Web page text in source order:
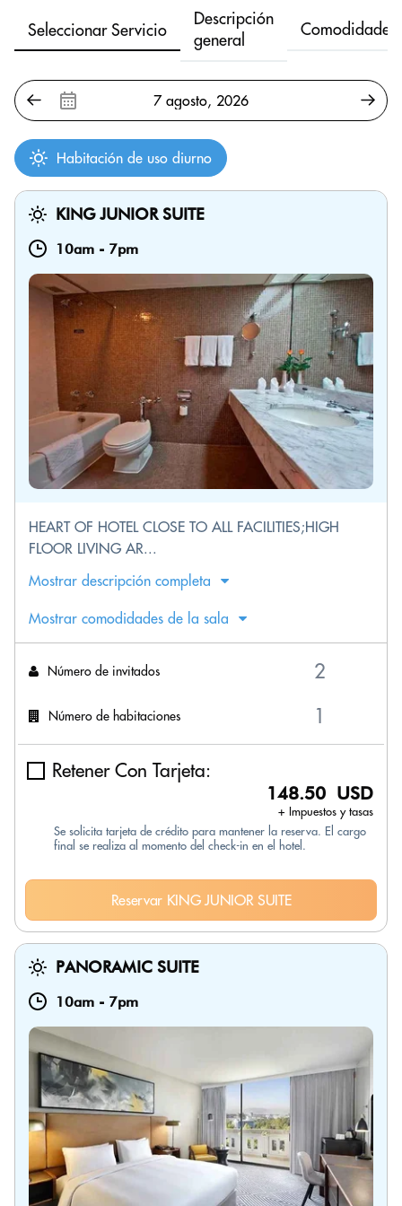
Seleccionar Servicio
Descripción
general
Comodidades
Habitación de uso diurno
KING JUNIOR SUITE
10am - 7pm
HEART OF HOTEL CLOSE TO ALL FACILITIES;HIGH
FLOOR LIVING AR...
Mostrar descripción completa
Mostrar comodidades de la sala
Número de invitados
Número de habitaciones
Retener Con Tarjeta:
148.50 USD
+ Impuestos y tasas
Se solicita tarjeta de crédito para mantener la reserva. El cargo
final se realiza al momento del check-in en el hotel.
Reservar KING JUNIOR SUITE
PANORAMIC SUITE
10am - 7pm